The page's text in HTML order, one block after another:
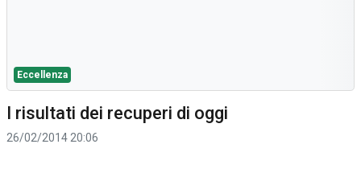
Eccellenza
I risultati dei recuperi di oggi
26/02/2014 20:06